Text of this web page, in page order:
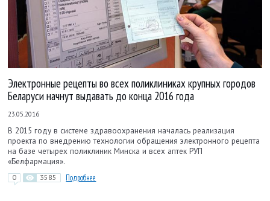
Электронные рецепты во всех поликлиниках крупных городов
Беларуси начнут выдавать до конца 2016 года
23.05.2016
В 2015 году в системе здравоохранения началась реализация
проекта по внедрению технологии обращения электронного рецепта
на базе четырех поликлиник Минска и всех аптек РУП
«Белфармация».
0 3585 Подробнее